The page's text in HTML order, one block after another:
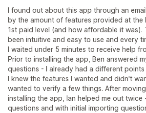
I found out about this app through an
by the amount of features provided at the
1st paid level (and how affordable it was).
been intuitive and easy to use and every
I waited under 5 minutes to receive help
Prior to installing the app, Ben answered
questions - I already had a different points
I knew the features I wanted and didn't
wanted to verify a few things. After
installing the app, Ian helped me out twice
questions and with initial importing